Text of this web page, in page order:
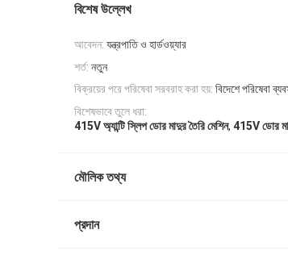
বিশেষ উল্লেখ
আবেদন: যন্ত্রপাতি ও হার্ডওয়্যার
শর্ত: নতুন
বিক্রয়ের পরে পরিষেবা সরবরাহ করা হয়: বিদেশে পরিষেবা
বিশেষভাবে তুলে ধরা:
415V অ্যান্টি স্লিপ ডোর মাদুর তৈরি মেশিন, 415V ডোর
মৌলিক তথ্য
প্রদান